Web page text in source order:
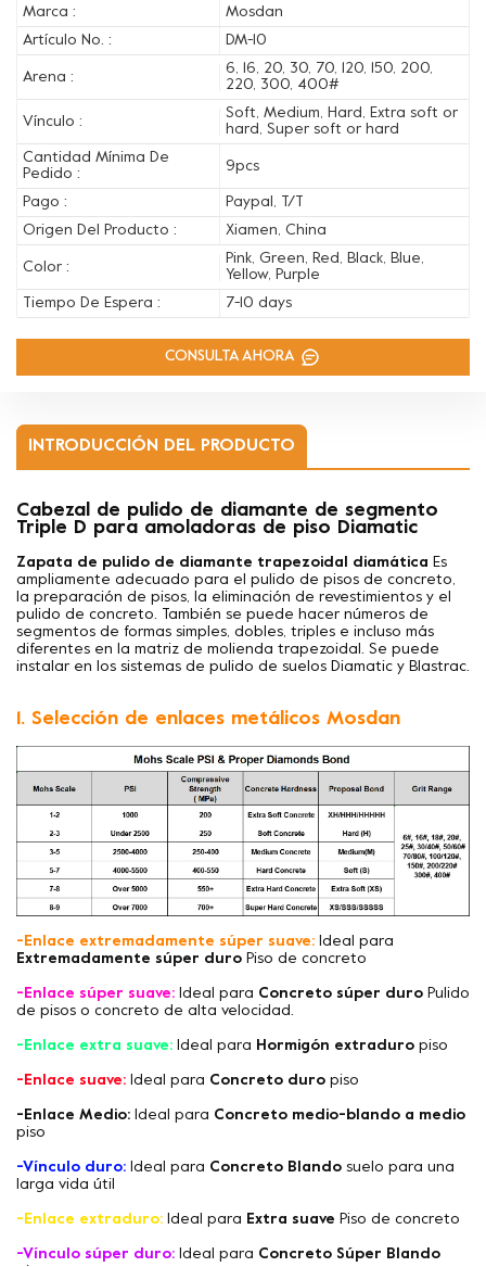
Marca :
Mosdan
Artículo No. :
DM-10
Arena :
6, 16, 20, 30, 70, 120, 150, 200,
220, 300, 400#
Vínculo :
Soft, Medium, Hard, Extra soft or
hard, Super soft or hard
Cantidad Mínima De
Pedido :
9pcs
Pago :
Paypal, T/T
Origen Del Producto :
Xiamen, China
Color :
Pink, Green, Red, Black, Blue,
Yellow, Purple
Tiempo De Espera :
7-10 days
CONSULTA AHORA
INTRODUCCIÓN DEL PRODUCTO
Cabezal de pulido de diamante de segmento
Triple D para amoladoras de piso Diamatic
Zapata de pulido de diamante trapezoidal diamática Es
ampliamente adecuado para el pulido de pisos de concreto,
la preparación de pisos, la eliminación de revestimientos y el
pulido de concreto. También se puede hacer números de
segmentos de formas simples, dobles, triples e incluso más
diferentes en la matriz de molienda trapezoidal. Se puede
instalar en los sistemas de pulido de suelos Diamatic y Blastrac.
1. Selección de enlaces metálicos Mosdan
-Enlace extremadamente súper suave: Ideal para
Extremadamente súper duro Piso de concreto
-Enlace súper suave: Ideal para Concreto súper duro Pulido
de pisos o concreto de alta velocidad.
-Enlace extra suave: Ideal para Hormigón extraduro piso
-Enlace suave: Ideal para Concreto duro piso
-Enlace Medio: Ideal para Concreto medio-blando a medio
piso
-Vínculo duro: Ideal para Concreto Blando suelo para una
larga vida útil
-Enlace extraduro: Ideal para Extra suave Piso de concreto
-Vínculo súper duro: Ideal para Concreto Súper Blando